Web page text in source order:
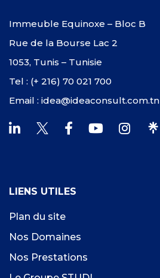
Immeuble Equinoxe – Bloc B
Rue de la Bourse Lac 2
1053, Tunis – Tunisie
Tel : (+ 216) 70 021 700
Email : idea@ideaconsult.com.tn
LIENS UTILES
Plan du site
Nos Domaines
Nos Prestations